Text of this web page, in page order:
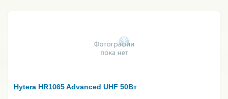
Hytera HR1065 Advanced UHF 50Вт